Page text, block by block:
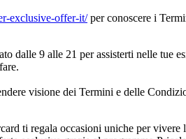
exclusive-offer-it/per conoscere i
dalle 9 alle 21 per assisterti nelle
visione dei Termini e delle
ti regala occasioni uniche per